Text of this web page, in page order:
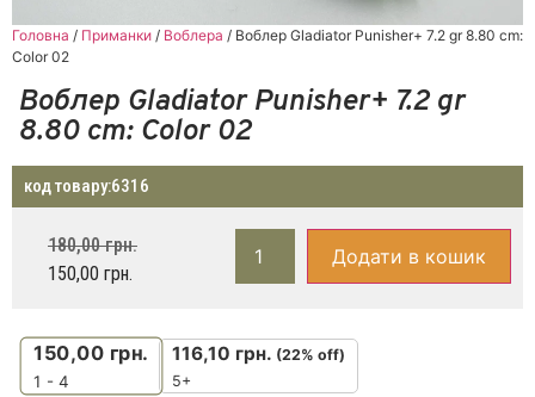
Головна / Приманки / Воблера / Воблер Gladiator Punisher+ 7.2 gr 8.80 cm:
Color 02
Воблер Gladiator Punisher+ 7.2 gr
8.80 cm: Color 02
код товару:6316
180,00грн.
150,00 грн.
Додати в кошик
150,00 грн.
1 - 4
116,10 грн. (22% off)
5+